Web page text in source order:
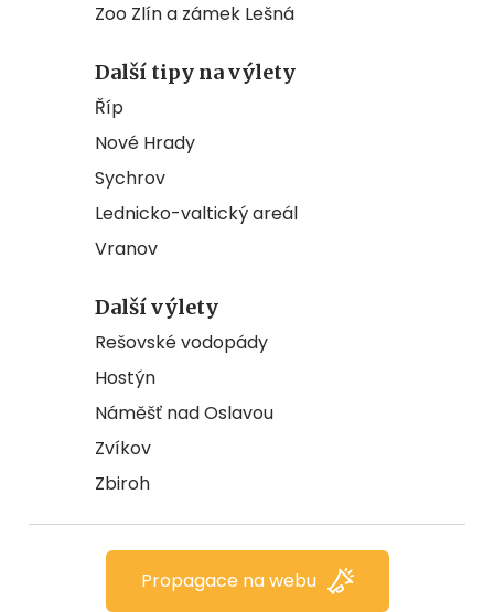
Zoo Zlín a zámek Lešná
Další tipy na výlety
Říp
Nové Hrady
Sychrov
Lednicko-valtický areál
Vranov
Další výlety
Rešovské vodopády
Hostýn
Náměšť nad Oslavou
Zvíkov
Zbiroh
Propagace na webu